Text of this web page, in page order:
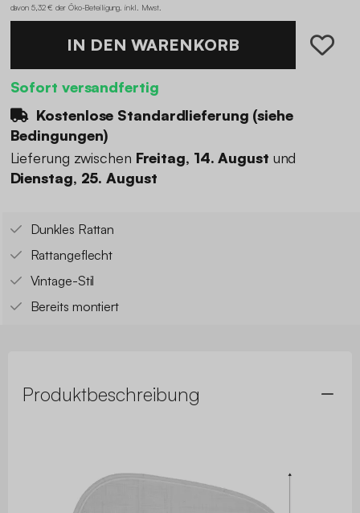
davon 5,32 € der Öko-Beteiligung inkl. Mwst.
IN DEN WARENKORB
Sofort versandfertig
Kostenlose Standardlieferung (siehe
Bedingungen)
Lieferung zwischen Freitag, 14. August und
Dienstag, 25. August
Dunkles Rattan
Rattangeflecht
Vintage-Stil
Bereits montiert
Produktbeschreibung